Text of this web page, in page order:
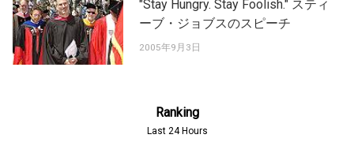
"Stay Hungry. Stay Foolish." スティ
ーブ・ジョブスのスピーチ
2005年9月3日
Ranking
Last 24 Hours